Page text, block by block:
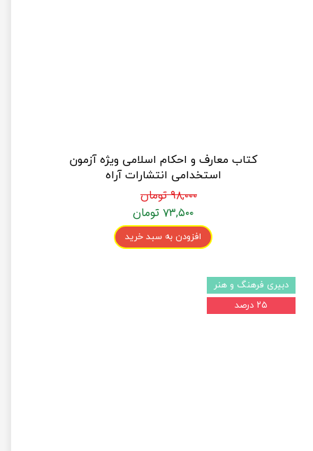
کتاب معارف و احکام اسلامی ویژه آزمون
استخدامی انتشارات آراه
۹۸,۰۰۰ تومان
۷۳,۵۰۰ تومان
افزودن به سبد خرید
دبیری فرهنگ و هنر
۲۵ درصد